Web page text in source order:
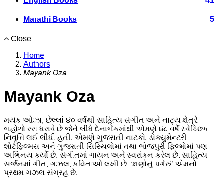
Marathi Books 5
Close
Home
Authors
Mayank Oza
Mayank Oza
મયંક ઓઝા, છેલ્લાં ૪૦ વર્ષથી સાહિત્ય સંગીત અને નાટ્ય ક્ષેત્રે
બહોળો રસ ધરાવે છે જેને લીધે દેનાબેંકમાંથી એમણે ૪૮ વર્ષે સ્વેચ્છિક
નિવૃત્તિ લઈ લીધી હતી. એમણે ગુજરાતી નાટકો, ડોક્યુમેન્ટરી
શોર્ટફિલ્મસ અને ગુજરાતી સિરિયલોમાં તથા ભોજપુરી ફિલ્મોમાં પણ
અભિનય કર્યો છે. સંગીતમાં ગાયન અને સ્વરાંકન કરેલ છે. સાહિત્ય
સર્જનમાં ગીત, ગઝલ, કવિતાઓ લખી છે. ‘ક્ષણોનું પગેરું’ એમનો
પ્રથમ ગઝલ સંગ્રહ છે.